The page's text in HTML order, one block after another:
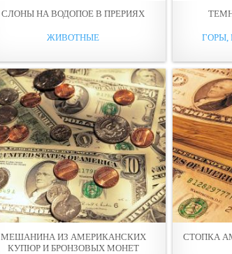
СЛОНЫ НА ВОДОПОЕ В ПРЕРИЯХ
ЖИВОТНЫЕ ГОРЫ,
МЕШАНИНА ИЗ АМЕРИКАНСКИХ
КУПЮР И БРОНЗОВЫХ МОНЕТ
СТОПКА